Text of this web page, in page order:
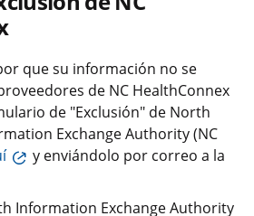
que su información no se
de NC HealthConnex
de "Exclusión" de North
Exchange Authority (NC
y enviándolo por correo a la
Information Exchange Authority